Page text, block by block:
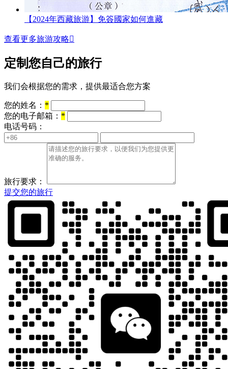
【2024年西藏旅游】免簽國家如何進藏
查看更多旅游攻略
定制您自己的旅行
我们会根据您的需求，提供最适合您方案
您的姓名： *
您的电子邮箱： *
电话号码：
旅行要求：
提交您的旅行